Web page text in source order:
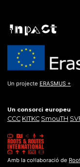
Un projecte ERASMUS +
Un consorci europeu
CCC KITKC SmouTH
Amb la col·laboració de